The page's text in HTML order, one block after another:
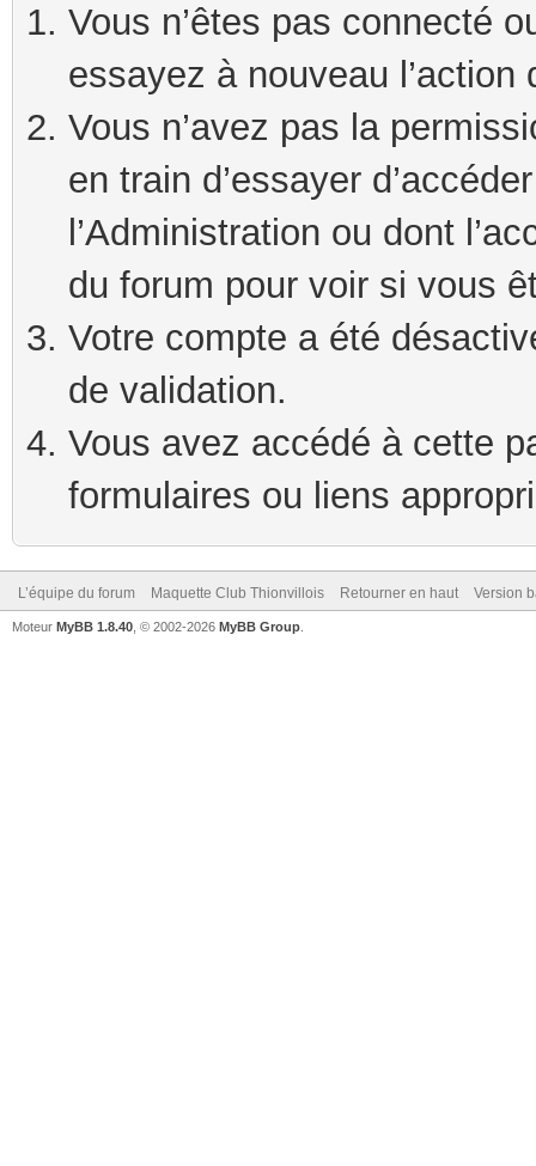
Vous n’êtes pas connecté
essayez à nouveau
Vous n’avez pas la
en train d’essayer
l’Administration ou dont
du forum pour voir si vous
Votre compte a été
de validation.
Vous avez accédé à cette
formulaires ou liens
L’équipe du forum Maquette Club Thionvillois Retourner en haut Version
Moteur MyBB 1.8.40 , © 2002-2026 MyBB Group